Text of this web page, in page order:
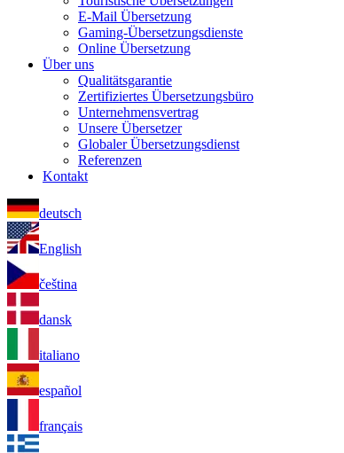
E-Mail Übersetzung
Gaming-Übersetzungsdienste
Online Übersetzung
Über uns
Qualitätsgarantie
Zertifiziertes Übersetzungsbüro
Unternehmensvertrag
Unsere Übersetzer
Globaler Übersetzungsdienst
Referenzen
Kontakt
deutsch
English
čeština
dansk
italiano
español
français